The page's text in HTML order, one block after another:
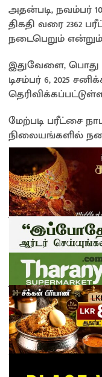
அதன்படி, நவம்பர்
திகதி வரை 2362
நடைபெறும்
இதுவேளை, பொது
டிசம்பர் 6, 2025
மேற்படி பரீட்சை
நிலையங்களில்